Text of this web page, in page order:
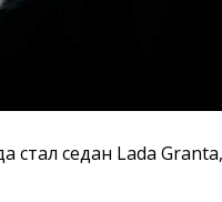
стал cедан Lada